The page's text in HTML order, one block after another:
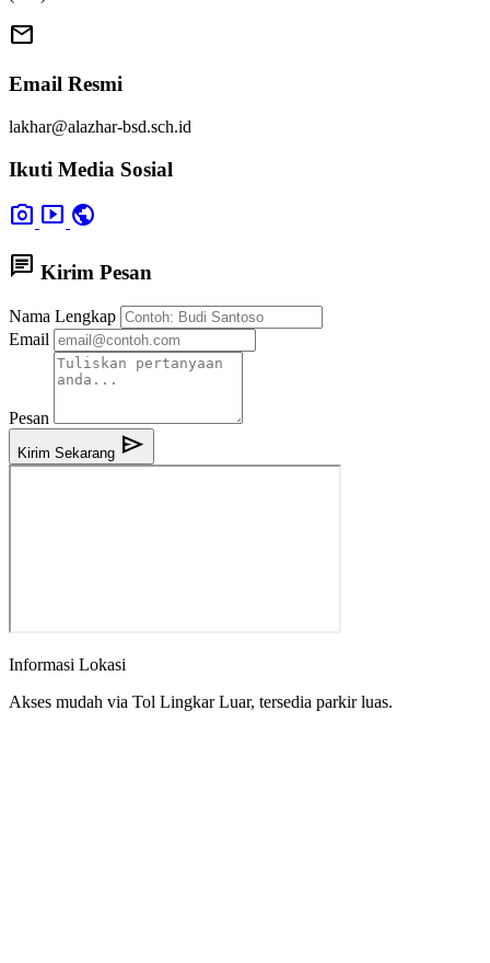
mail
Email Resmi
lakhar@alazhar-bsd.sch.id
Ikuti Media Sosial
photo_camera smart_display public
chat Kirim Pesan
Nama Lengkap
Email
Pesan
Kirim Sekarang send
Informasi Lokasi
Akses mudah via Tol Lingkar Luar, tersedia parkir luas.